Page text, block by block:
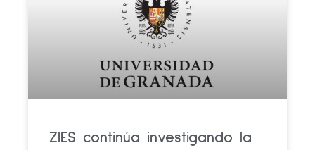
ZIES continúa investigando la